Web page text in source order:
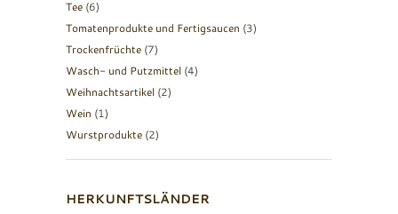
Tee (6)
Tomatenprodukte und Fertigsaucen (3)
Trockenfrüchte (7)
Wasch- und Putzmittel (4)
Weihnachtsartikel (2)
Wein (1)
Wurstprodukte (2)
HERKUNFTSLÄNDER